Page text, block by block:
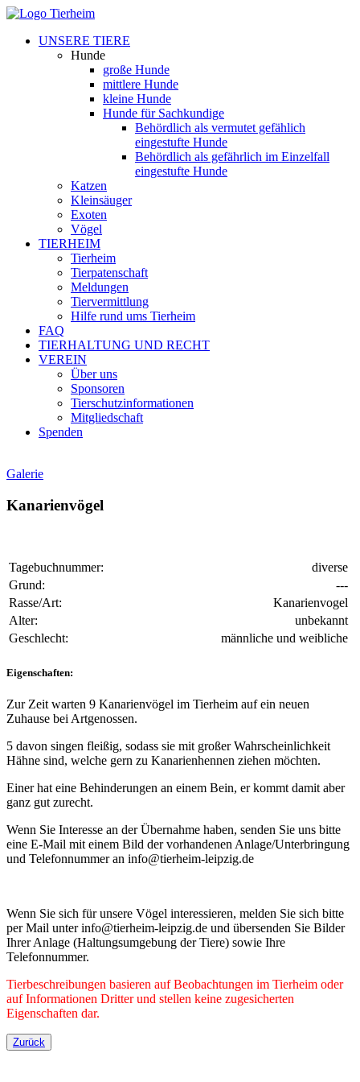
UNSERE TIERE
Hunde
große Hunde
mittlere Hunde
kleine Hunde
Hunde für Sachkundige
Behördlich als vermutet gefählich
eingestufte Hunde
Behördlich als gefährlich im Einzelfall
eingestufte Hunde
Katzen
Kleinsäuger
Exoten
Vögel
TIERHEIM
Tierheim
Tierpatenschaft
Meldungen
Tiervermittlung
Hilfe rund ums Tierheim
FAQ
TIERHALTUNG UND RECHT
VEREIN
Über uns
Sponsoren
Tierschutzinformationen
Mitgliedschaft
Spenden
Galerie
Kanarienvögel
Tagebuchnummer:
diverse
Grund:
---
Rasse/Art:
Kanarienvogel
Alter:
unbekannt
Geschlecht:
männliche und weibliche
Eigenschaften:
Zur Zeit warten 9 Kanarienvögel im Tierheim auf ein neuen
Zuhause bei Artgenossen.
5 davon singen fleißig, sodass sie mit großer Wahrscheinlichkeit
Hähne sind, welche gern zu Kanarienhennen ziehen möchten.
Einer hat eine Behinderungen an einem Bein, er kommt damit aber
ganz gut zurecht.
Wenn Sie Interesse an der Übernahme haben, senden Sie uns bitte
eine E-Mail mit einem Bild der vorhandenen Anlage/Unterbringung
und Telefonnummer an info@tierheim-leipzig.de
Wenn Sie sich für unsere Vögel interessieren, melden Sie sich bitte
per Mail unter info@tierheim-leipzig.de und übersenden Sie Bilder
Ihrer Anlage (Haltungsumgebung der Tiere) sowie Ihre
Telefonnummer.
Tierbeschreibungen basieren auf Beobachtungen im Tierheim oder
auf Informationen Dritter und stellen keine zugesicherten
Eigenschaften dar.
Zurück